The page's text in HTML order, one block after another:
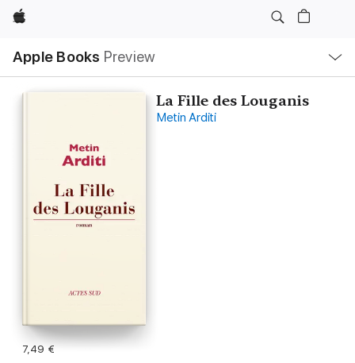
Apple
Apple Books Preview
lokaal
navigatiemenu
La Fille des Louganis
Metin Arditi
7,49 €